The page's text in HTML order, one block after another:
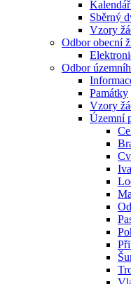
Sběrný
Vzory
Odbor obecní
Odbor
Památky
Vzory
Územní